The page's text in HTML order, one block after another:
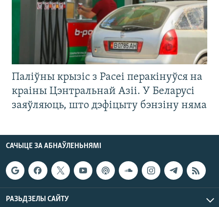
Паліўны крызіс з Расеі перакінуўся на
краіны Цэнтральнай Азіі. У Беларусі
заяўляюць, што дэфіцыту бэнзіну няма
САЧЫЦЕ ЗА АБНАЎЛЕНЬНЯМІ
РАЗЬДЗЕЛЫ САЙТУ